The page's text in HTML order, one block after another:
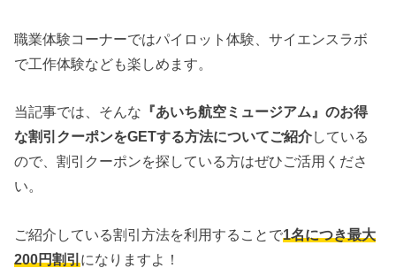
職業体験コーナーではパイロット体験、サイエンスラボ
で工作体験なども楽しめます。
当記事では、そんな 『あいち航空ミュージアム』のお得
な割引クーポンをGETする方法についてご紹介している
ので、割引クーポンを探している方はぜひご活用くださ
い。
ご紹介している割引方法を利用することで1名につき最大
200円割引になりますよ！